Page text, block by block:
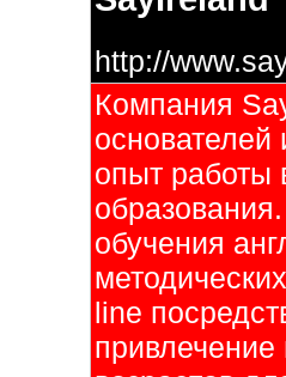
http://
Компания
опыт работы
обучения
line